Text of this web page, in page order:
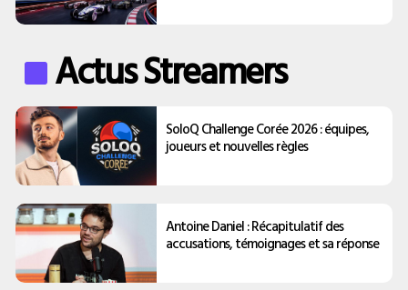
Actus Streamers
SoloQ Challenge Corée 2026 : équipes,
joueurs et nouvelles règles
Antoine Daniel : Récapitulatif des
accusations, témoignages et sa réponse